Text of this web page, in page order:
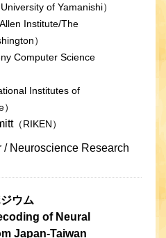
University of Yamanishi）
Allen Institute/The
）
Computer Science
Institutes of
（RIKEN）
Neuroscience Research
ウム
of Neural
Japan-Taiwan